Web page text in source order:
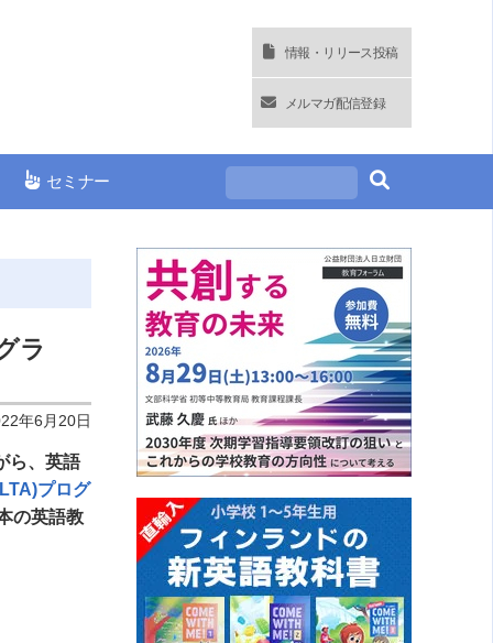
情報・リリース投稿
メルマガ配信登録
セミナー
ラ
年6月20日
ら、英語
プログ
の英語教